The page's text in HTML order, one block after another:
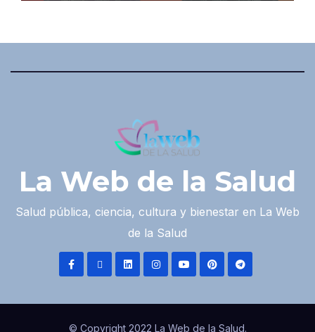
La Web de la Salud
Salud pública, ciencia, cultura y bienestar en La Web
de la Salud
© Copyright 2022 La Web de la Salud.